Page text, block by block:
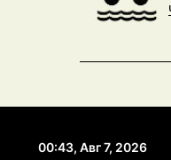
00:43, Авг 7, 2026